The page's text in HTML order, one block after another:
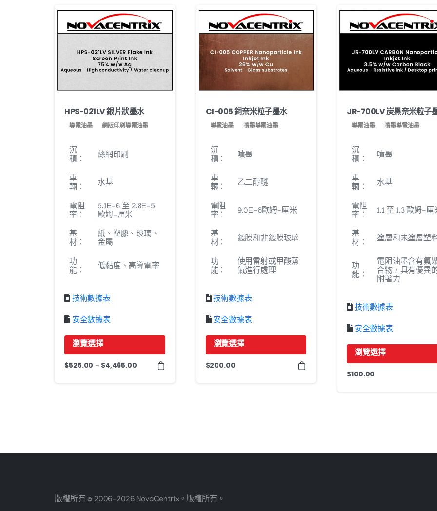
HPS-021LV 銀片狀墨水
導電油墨 網版印刷導電油墨
沉
積：
絲網印刷
車
輛：
水基
電阻
率：
5.1E-6 至 2.8E-5
歐姆-厘米
基
材：
紙、塑膠、玻璃、
金屬
功
能：
低黏度、高導電率
技術數據表
安全數據表
瀏覽選擇
該
體。
在
$525.00 - $4,465.00價
CI-005 銅奈米粒子墨水
導電油墨 噴墨導電油墨
沉
積：
噴墨
車
輛：
乙二醇醚
電阻
率：
9.0E-6歐姆-厘米
基
材：
鍍膜和非鍍膜玻璃
功
能：
使用雷射或甲酸蒸
氣進行處理
技術數據表
安全數據表
瀏覽選擇
該
體。
在
$200.00
JR-700LV 炭黑奈米粒子
導電油墨 噴墨導電油墨
沉
積：
噴墨
車
輛：
水基
電阻
率：
1.1 至 1.3 歐姆-厘
基
材：
塗層和未塗層塑
功
能：
電阻油墨含有氟
合物，具有優異
附著力
技術數據表
安全數據表
瀏覽選擇
該
變
$100.00
版權所有 © 2006-2026 NovaCentrix。版權所有。